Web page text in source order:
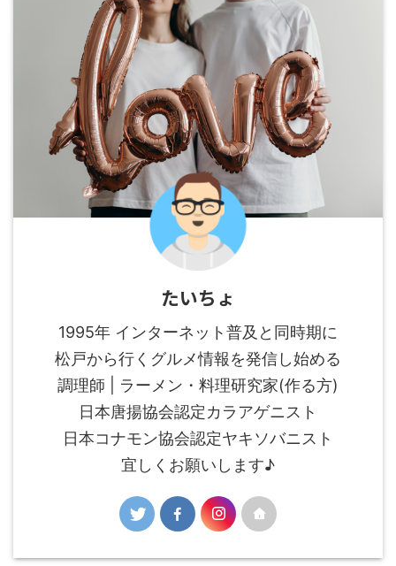
たいちょ
1995年 インターネット普及と同時期に
松戸から行くグルメ情報を発信し始める
調理師 | ラーメン・料理研究家(作る方)
日本唐揚協会認定カラアゲニスト
日本コナモン協会認定ヤキソバニスト
宜しくお願いします♪